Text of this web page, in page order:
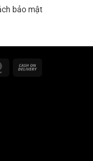
bảo mật
MasterCard